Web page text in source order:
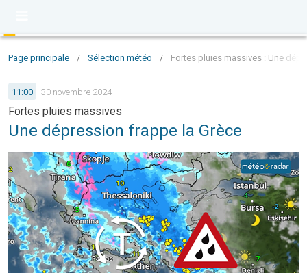
Page principale / Sélection météo / Fortes pluies massives : Une
11:00 30 novembre 2024
Fortes pluies massives
Une dépression frappe la Grèce